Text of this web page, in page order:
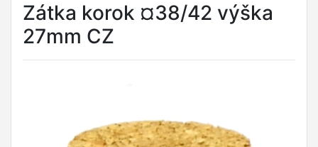
Zátka korok ¤38/42 výška
27mm CZ